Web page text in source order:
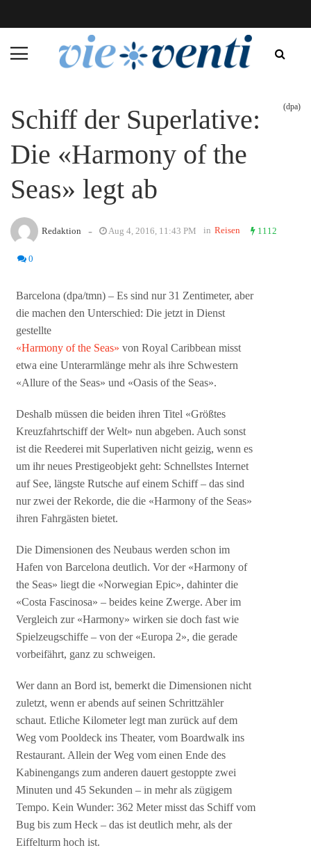
Schiff der Superlative:
Die «Harmony of the
Seas» legt ab
(dpa)
Redaktion - Aug 4, 2016, 11:43 PM in Reisen 1112
0
Barcelona (dpa/tmn) – Es sind nur 31 Zentimeter, aber
die machen den Unterschied: Die jetzt in Dienst
gestellte
«Harmony of the Seas» von Royal Caribbean misst
etwa eine Unterarmlänge mehr als ihre Schwestern
«Allure of the Seas» und «Oasis of the Seas».
Deshalb müssen die beiden ihren Titel «Größtes
Kreuzfahrtschiff der Welt» nun abgeben. Auch sonst
ist die Reederei mit Superlativen nicht geizig, wenn es
um ihr neues Prestigeobjekt geht: Schnellstes Internet
auf See, längste Rutsche auf einem Schiff – das sind
nur zwei der Rekorde, die die «Harmony of the Seas»
ihren Fahrgästen bietet.
Die Dimensionen des Neubaus werden schon im
Hafen von Barcelona deutlich. Vor der «Harmony of
the Seas» liegt die «Norwegian Epic», dahinter die
«Costa Fascinosa» – beides keine Zwerge. Aber im
Vergleich zur «Harmony» wirken sie doch fast wie
Spielzeugschiffe – von der «Europa 2», die gerade
vorbeifährt, ganz zu schweigen.
Wer dann an Bord ist, bemerkt die Dimensionen nicht
zuletzt, wenn er abends auf seinen Schrittzähler
schaut. Etliche Kilometer legt man zurück auf dem
Weg vom Pooldeck ins Theater, vom Boardwalk ins
Restaurant. Allein der Weg vom einen Ende des
Kabinengangs zum anderen dauert gestoppte zwei
Minuten und 45 Sekunden – in mehr als zügigem
Tempo. Kein Wunder: 362 Meter misst das Schiff vom
Bug bis zum Heck – das ist deutlich mehr, als der
Eiffelturm hoch ist.